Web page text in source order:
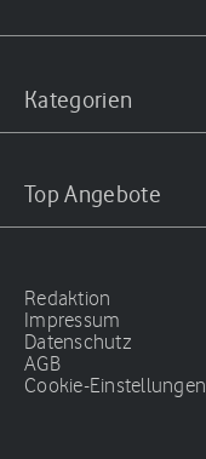
Kategorien
Top Angebote
Redaktion
Impressum
Datenschutz
AGB
Cookie-Einstellungen